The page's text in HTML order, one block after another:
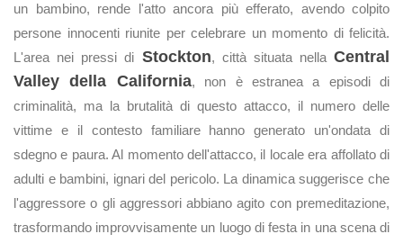
un bambino, rende l'atto ancora più efferato, avendo colpito
persone innocenti riunite per celebrare un momento di felicità.
L'area nei pressi di Stockton, città situata nella Central
Valley della California, non è estranea a episodi di
criminalità, ma la brutalità di questo attacco, il numero delle
vittime e il contesto familiare hanno generato un'ondata di
sdegno e paura. Al momento dell'attacco, il locale era affollato di
adulti e bambini, ignari del pericolo. La dinamica suggerisce che
l'aggressore o gli aggressori abbiano agito con premeditazione,
trasformando improvvisamente un luogo di festa in una scena di